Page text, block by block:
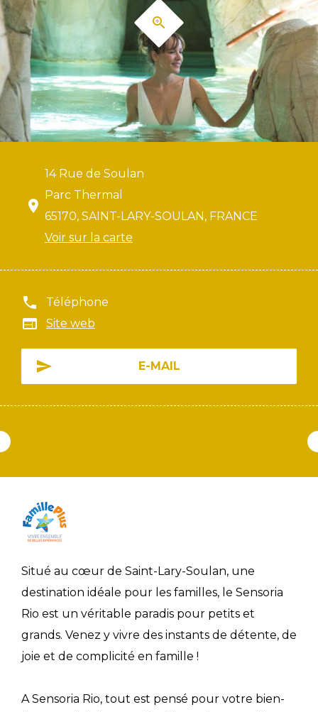
14 Rue de Soulan
Parc Thermal
65170, SAINT-LARY-SOULAN, FRANCE
Voir sur la carte
Téléphone
Site web
E-MAIL
Situé au cœur de Saint-Lary-Soulan, une
destination idéale pour les familles, le Sensoria
Rio est un véritable paradis pour petits et
grands. Venez y vivre des instants de détente, de
joie et de complicité en famille !
A Sensoria Rio, tout est pensé pour votre bien-